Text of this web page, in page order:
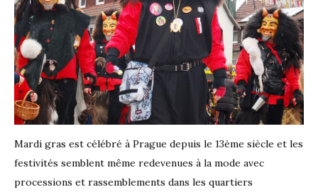
Mardi gras est célébré à Prague depuis le 13ème siècle et les
festivités semblent même redevenues à la mode avec
processions et rassemblements dans les quartiers